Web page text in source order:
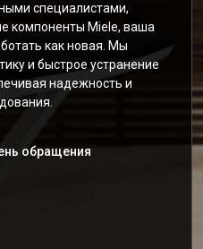
специалистами,
компоненты Miele, ваша
как новая. Мы
и быстрое устранение
надежность и
обращения